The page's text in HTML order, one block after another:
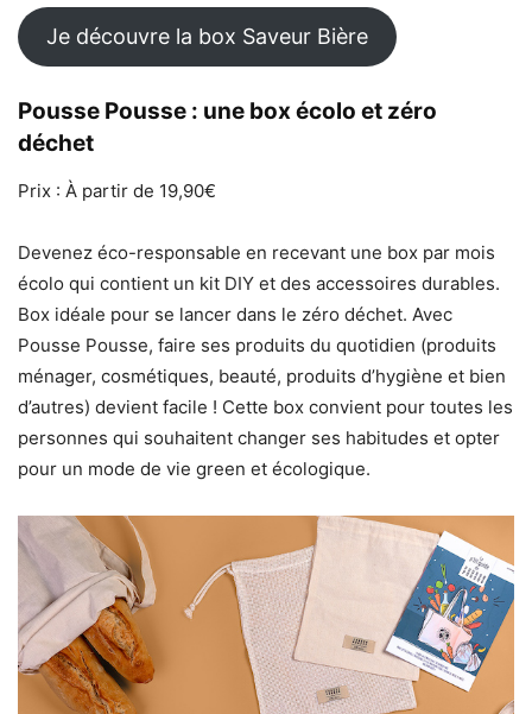
Je découvre la box Saveur Bière
Pousse Pousse : une box écolo et zéro
déchet
Prix : À partir de 19,90€
Devenez éco-responsable en recevant une box par mois
écolo qui contient un kit DIY et des accessoires durables.
Box idéale pour se lancer dans le zéro déchet. Avec
Pousse Pousse, faire ses produits du quotidien (produits
ménager, cosmétiques, beauté, produits d’hygiène et bien
d’autres) devient facile ! Cette box convient pour toutes les
personnes qui souhaitent changer ses habitudes et opter
pour un mode de vie green et écologique.